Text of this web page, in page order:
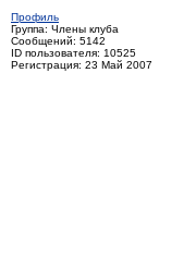
Профиль
Группа: Члены клуба
Сообщений: 5142
ID пользователя: 10525
Регистрация: 23 Май 2007